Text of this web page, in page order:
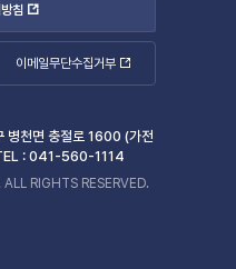
침
이메일무단수집거부
병천면 충절로 1600 (가전
:041-560-1114
RIGHTS RESERVED.